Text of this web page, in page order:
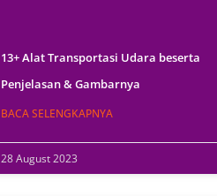
13+ Alat Transportasi Udara beserta
Penjelasan & Gambarnya
BACA SELENGKAPNYA
28 August 2023